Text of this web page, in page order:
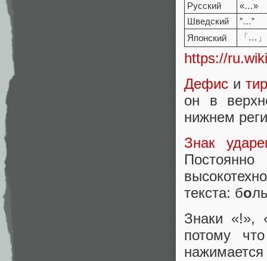
Русский
«…»
Шведский
”…”
Японский
「…」
https://
Дефис и
он в
нижнем
Знак
текста: бо
Знаки «!»,
потому
нажимается